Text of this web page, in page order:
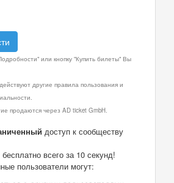
или кнопку "Купить билеты" Вы
другие правила пользования и
продаются через AD ticket GmbH.
доступ к сообществу
бесплатно всего за 10 секунд!
пользователи могут: